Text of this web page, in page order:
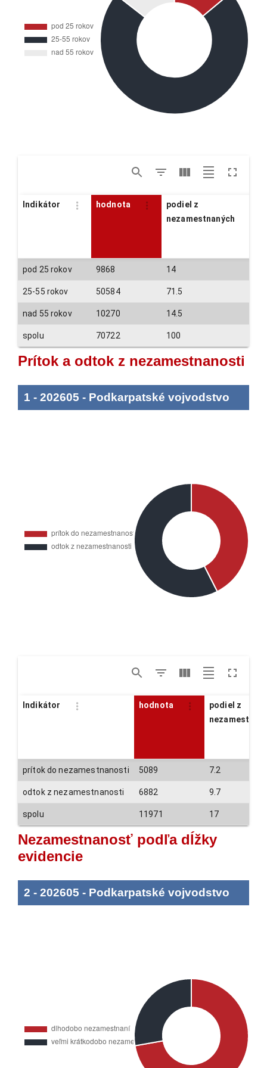
Indikátor hodnota
podiel z
nezamestnaných
pod 25 rokov 9868 14
25-55 rokov 50584 71.5
nad 55 rokov 10270 14.5
spolu 70722 100
Prítok a odtok z nezamestnanosti
1 - 202605 - Podkarpatské vojvodstvo
Indikátor hodnota
podiel z
prítok do nezamestnanosti 5089 7.2
odtok z nezamestnanosti 6882 9.7
spolu 11971 17
Nezamestnanosť podľa dĺžky
evidencie
2 - 202605 - Podkarpatské vojvodstvo